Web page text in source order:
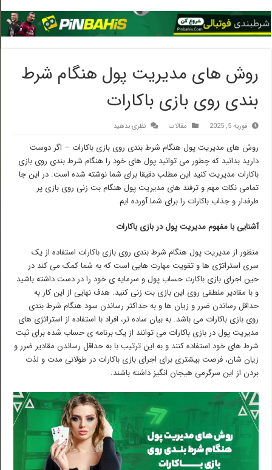
روش های مدیریت پول هنگام شرط
بندی روی بازی باکارات
فوریه 5, 2025 مقالات نظری بدهید
روش های مدیریت پول هنگام شرط بندی روی بازی باکارات – اگر دوست
دارید بدانید که چطور می توانید پول های خود را هنگام شرط بندی روی بازی
باکارات مدیریت کنید این مطلب دقیقا برای شما نوشته شده است. در این جا
تمامی نکات مهم و ترفند های مدیریت پول هنگام بت زنی روی بازی پر
طرفدار و جذاب باکارات را برای شما آورده ایم.
آشنایی با مفهوم مدیریت پول در بازی باکارات
منظور از مدیریت پول هنگام شرط بندی روی بازی باکارات استفاده از یک
سری استراتژی ها و تقویت مهارت هایی است که به شما کمک می کند در
حین اجرای بازی باکارت حساب پول و سرمایه ی خود را در دست داشته باشید
و با مقادیر منطقی روی این بازی بت زنی کنید. هدف نهایی از این کار به
حداقل رساندن ضرر و زیان ها و به حداکثر رساندن سود هنگام شرط بندی
روی بازی باکارات می باشد. به بیان ساده تر، افراد با استفاده از استراتژی های
مدیریت پول در بازی باکارات می توانند از یک برنامه ی حساب شده برای ثبت
شرط های خود استفاده کنند و به این ترتیب با به حداقل رساندن مقادیر ضرر و
زیان شان، فرصت بیشتری برای اجرای بازی باکارات در طولانی مدت و لذت
بردن از این سرگرمی هیجان انگیز داشته باشند.